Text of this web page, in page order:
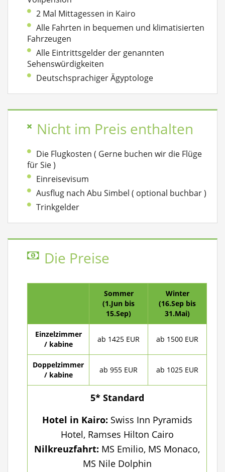
2 Mal Mittagessen in Kairo
Alle Fahrten in bequemen und klimatisierten
Fahrzeugen
Alle Eintrittsgelder der genannten
Sehenswürdigkeiten
Deutschsprachiger Ägyptologe
Nicht im Preis enthalten
Die Flugkosten ( Gerne buchen wir die Flüge
für Sie )
Einreisevisum
Ausflug nach Abu Simbel ( optional buchbar )
Trinkgelder
Die Preise
Sommer
(1.Jun bis
15.Sep)
Winter
(16.Sep bis
31.Mai)
Einzelzimmer
/ kabine
ab 1425 EUR ab 1500 EUR
Doppelzimmer
/ kabine
ab 955 EUR ab 1025 EUR
5* Standard
Hotel in Kairo: Swiss Inn Pyramids
Hotel, Ramses Hilton Cairo
Nilkreuzfahrt: MS Emilio, MS Monaco,
MS Nile Dolphin